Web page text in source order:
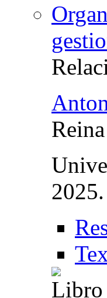
Reina
2025.